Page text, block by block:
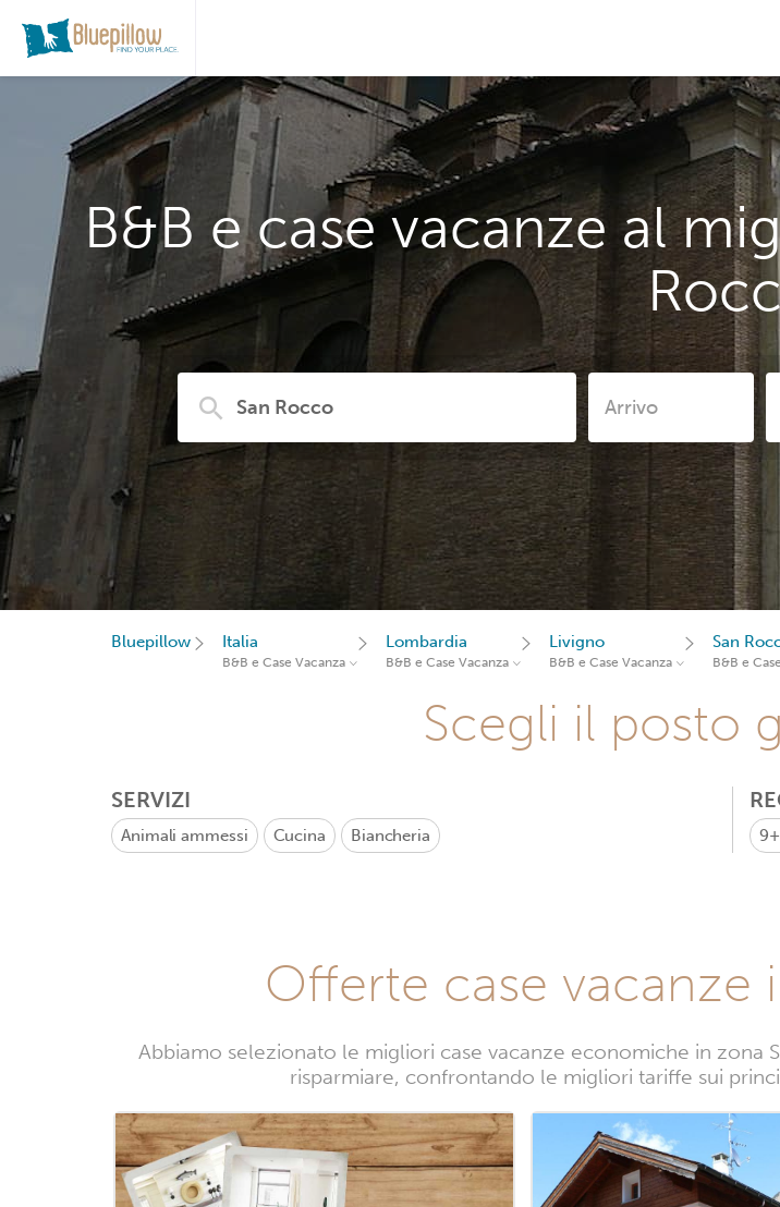
B&B e case vacanze al
Bluepillow Italia
B&B e Case Vacanza
Lombardia
B&B e Case Vacanza
Livigno
B&B e Case Vacanza
San
B&B e
Scegli il posto
SERVIZI
Animali ammessi Cucina Biancheria 9+
Offerte case vacanze
Abbiamo selezionato le migliori case vacanze economiche in
risparmiare, confrontando le migliori tariffe sui